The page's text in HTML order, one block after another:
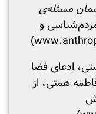
مسئله‌ی
و
فمینیستی، ادعای فضا
همتی، از